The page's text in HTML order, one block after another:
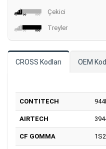
Çekici
Treyler
CROSS Kodları OEM
CONTITECH
AIRTECH
CF GOMMA